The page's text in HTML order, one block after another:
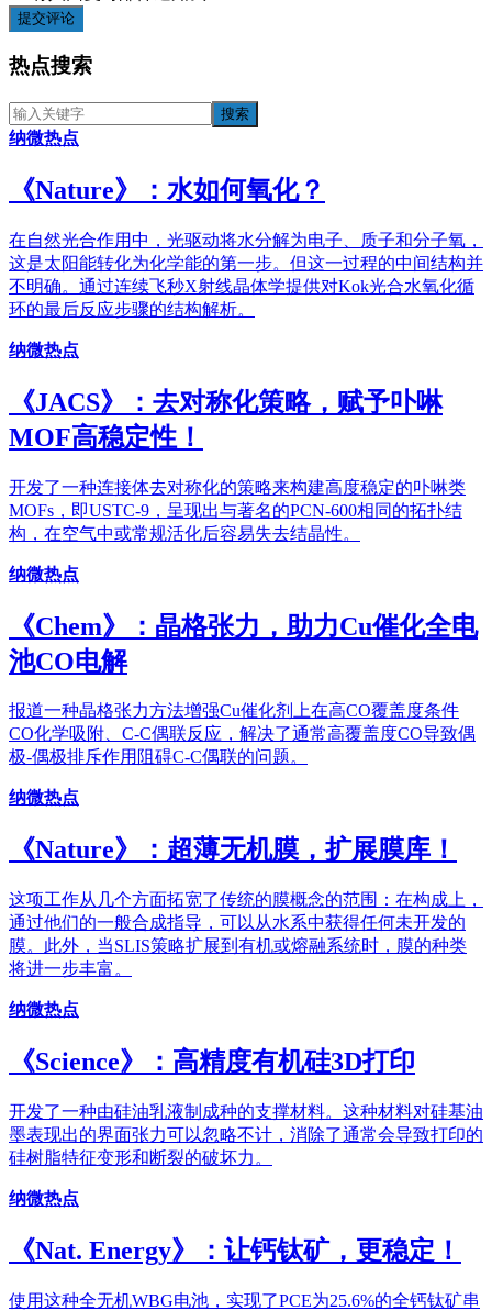
提交评论
热点搜索
纳微热点
《​Nature》：水如何氧化？
在自然光合作用中，光驱动将水分解为电子、质子和分子氧，
这是太阳能转化为化学能的第一步。但这一过程的中间结构并
不明确。通过连续飞秒X射线晶体学提供对Kok光合水氧化循
环的最后反应步骤的结构解析。
纳微热点
《JACS》：去对称化策略，赋予卟啉
MOF高稳定性！
开发了一种连接体去对称化的策略来构建高度稳定的卟啉类
MOFs，即USTC-9，呈现出与著名的PCN-600相同的拓扑结
构，在空气中或常规活化后容易失去结晶性。
纳微热点
《Chem》：晶格张力，助力Cu催化全电
池CO电解
报道一种晶格张力方法增强Cu催化剂上在高CO覆盖度条件
CO化学吸附、C-C偶联反应，解决了通常高覆盖度CO导致偶
极-偶极排斥作用阻碍C-C偶联的问题。
纳微热点
《Nature》：超薄无机膜，扩展膜库！
这项工作从几个方面拓宽了传统的膜概念的范围：在构成上，
通过他们的一般合成指导，可以从水系中获得任何未开发的
膜。此外，当SLIS策略扩展到有机或熔融系统时，膜的种类
将进一步丰富。
纳微热点
《Science》：高精度有机硅3D打印
开发了一种由硅油乳液制成种的支撑材料。这种材料对硅基油
墨表现出的界面张力可以忽略不计，消除了通常会导致打印的
硅树脂特征变形和断裂的破坏力。
纳微热点
《Nat. Energy》：让钙钛矿，更稳定！
使用这种全无机WBG电池，实现了PCE为25.6%的全钙钛矿串